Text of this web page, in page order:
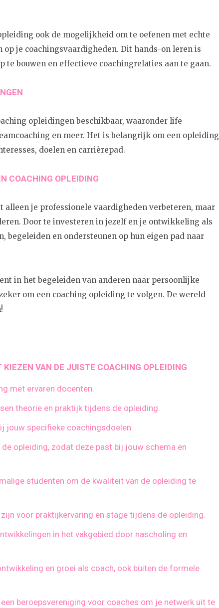
ook de mogelijkheid om te oefenen met echte
op je coachingsvaardigheden. Dit hands-on leren is
te bouwen en effectieve coachingrelaties aan te gaan.
opleidingen beschikbaar, waaronder life
en meer. Het is belangrijk om een opleiding
doelen en carrièrepad.
COACHING OPLEIDING
alleen je professionele vaardigheden verbeteren, maar
Door te investeren in jezelf en je ontwikkeling als
begeleiden en ondersteunen op hun eigen pad naar
in het begeleiden van anderen naar persoonlijke
om een coaching opleiding te volgen. De wereld
VAN DE JUISTE COACHING OPLEIDING
met ervaren docenten.
theorie en praktijk tijdens de opleiding.
jouw specifieke coachingsdoelen.
opleiding, zodat deze past bij jouw schema en
studenten om de kwaliteit van de opleiding te
voor praktijkervaring en stage tijdens de opleiding.
in het vakgebied door nascholing en
en groei als coach, ook buiten de formele
beroepsvereniging voor coaches om je netwerk uit te